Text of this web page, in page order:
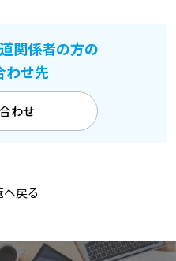
関係者の方の
わせ先
わせ
へ戻る